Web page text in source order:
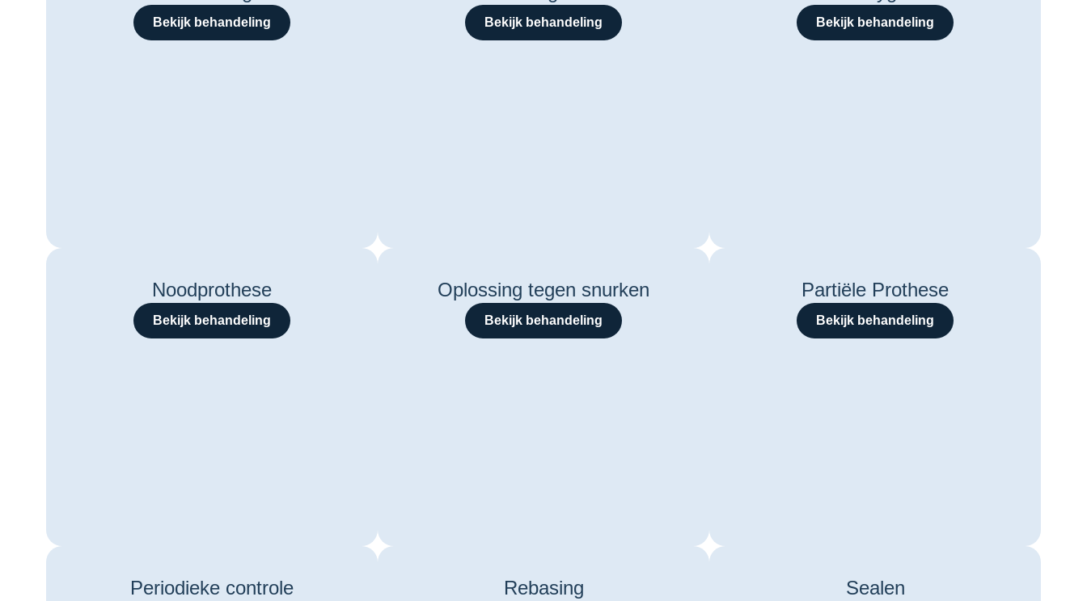
Bekijk behandeling Bekijk behandeling Bekijk behandeling
Noodprothese
Bekijk behandeling
Oplossing tegen snurken
Bekijk behandeling
Partiële Prothese
Bekijk behandeling
Periodieke controle Rebasing Sealen